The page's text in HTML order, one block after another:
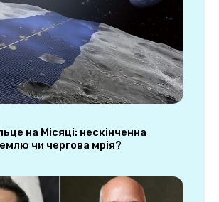
на Місяці: нескінченна
чи чергова мрія?